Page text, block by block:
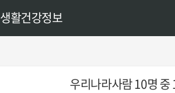
생활건강정보
우리나라사람 10명 중